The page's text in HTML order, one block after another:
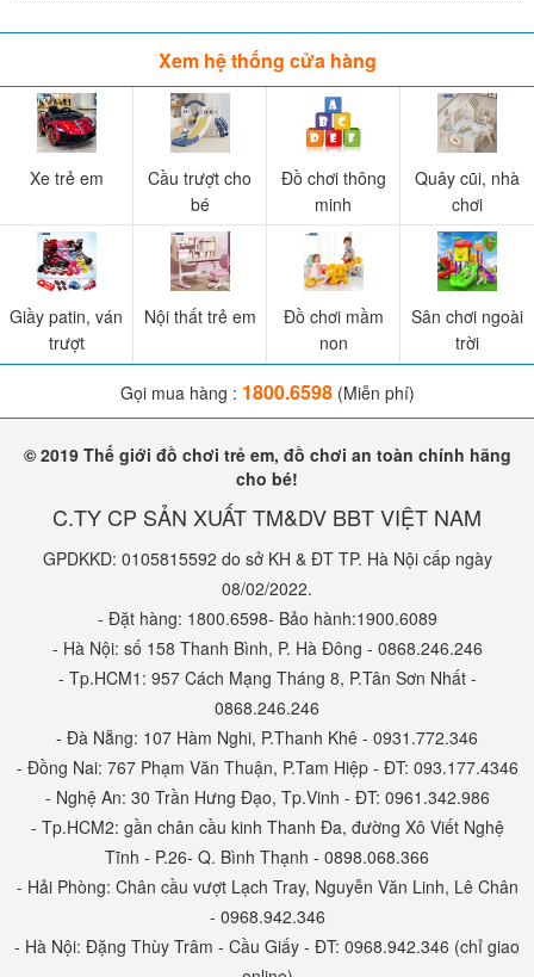
Xem hệ thống cửa hàng
Xe trẻ em
Cầu trượt cho
bé
Đồ chơi thông
minh
Quây cũi, nhà
chơi
Giầy patin, ván
trượt
Nội thất trẻ em
Đồ chơi mầm
non
Sân chơi ngoài
trời
Gọi mua hàng : 1800.6598(Miễn phí)
© 2019 Thế giới đồ chơi trẻ em, đồ chơi an toàn chính hãng
cho bé!
C.TY CP SẢN XUẤT TM&DV BBT VIỆT NAM
GPDKKD: 0105815592 do sở KH & ĐT TP. Hà Nội cấp ngày
08/02/2022.
- Đặt hàng: 1800.6598- Bảo hành:1900.6089
- Hà Nội: số 158 Thanh Bình, P. Hà Đông - 0868.246.246
- Tp.HCM1: 957 Cách Mạng Tháng 8, P.Tân Sơn Nhất -
0868.246.246
- Đà Nẵng: 107 Hàm Nghi, P.Thanh Khê - 0931.772.346
- Đồng Nai: 767 Phạm Văn Thuận, P.Tam Hiệp - ĐT: 093.177.4346
- Nghệ An: 30 Trần Hưng Đạo, Tp.Vinh - ĐT: 0961.342.986
- Tp.HCM2: gần chân cầu kinh Thanh Đa, đường Xô Viết Nghệ
Tĩnh - P.26- Q. Bình Thạnh - 0898.068.366
- Hải Phòng: Chân cầu vượt Lạch Tray, Nguyễn Văn Linh, Lê Chân
- 0968.942.346
- Hà Nội: Đặng Thùy Trâm - Cầu Giấy - ĐT: 0968.942.346 (chỉ giao